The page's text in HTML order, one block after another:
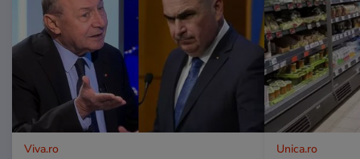
Viva.ro Unica.ro